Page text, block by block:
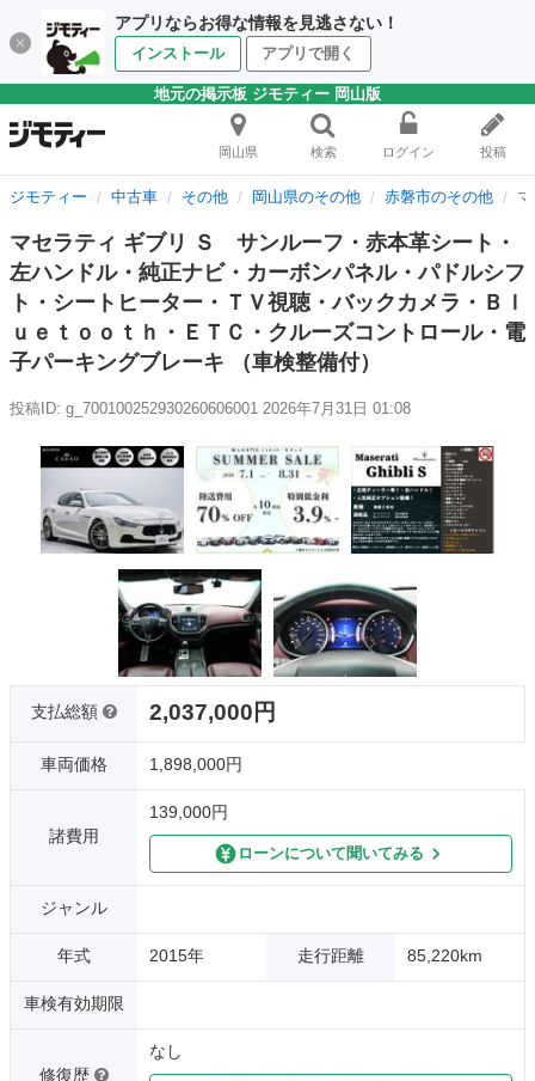
アプリならお得な情報を見逃さない！
インストール アプリで開く
地元の掲示板 ジモティー 岡山版
岡山県 検索 ログイン 投稿
ジモティー 中古車 その他 岡山県のその他 赤磐市のその他
マセラティ ギブリ Ｓ サンルーフ・赤本革シート・
左ハンドル・純正ナビ・カーボンパネル・パドルシフ
ト・シートヒーター・ＴＶ視聴・バックカメラ・Ｂｌ
ｕｅｔｏｏｔｈ・ＥＴＣ・クルーズコントロール・電
子パーキングブレーキ （車検整備付）
投稿ID: g_700100252930260606001 2026年7月31日 01:08
支払総額 2,037,000円
車両価格 1,898,000円
諸費用
139,000円
ローンについて聞いてみる
ジャンル
年式 2015年 走行距離 85,220km
車検有効期限
修復歴
なし